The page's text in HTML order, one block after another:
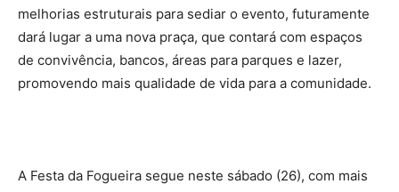
melhorias estruturais para sediar o evento, futuramente
dará lugar a uma nova praça, que contará com espaços
de convivência, bancos, áreas para parques e lazer,
promovendo mais qualidade de vida para a comunidade.
A Festa da Fogueira segue neste sábado (26), com mais